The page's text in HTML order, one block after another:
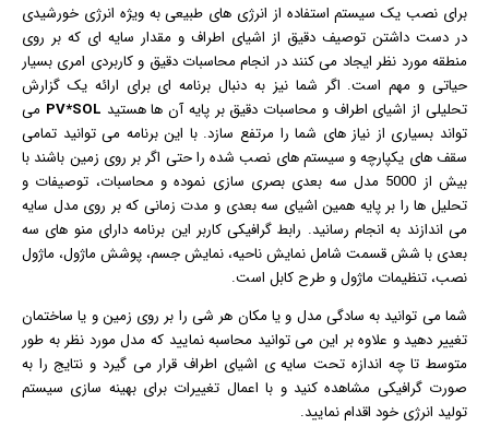
برای نصب یک سیستم استفاده از انرژی های طبیعی به ویژه انرژی خورشیدی
در دست داشتن توصیف دقیق از اشیای اطراف و مقدار سایه ای که بر روی
منطقه مورد نظر ایجاد می کنند در انجام محاسبات دقیق و کاربردی امری بسیار
حیاتی و مهم است. اگر شما نیز به دنبال برنامه ای برای ارائه یک گزارش
تحلیلی از اشیای اطراف و محاسبات دقیق بر پایه آن ها هستید PV*SOL می
تواند بسیاری از نیاز های شما را مرتفع سازد. با این برنامه می توانید تمامی
سقف های یکپارچه و سیستم های نصب شده را حتی اگر بر روی زمین باشند با
بیش از 5000 مدل سه بعدی بصری سازی نموده و محاسبات، توصیفات و
تحلیل ها را بر پایه همین اشیای سه بعدی و مدت زمانی که بر روی مدل سایه
می اندازند به انجام رسانید. رابط گرافیکی کاربر این برنامه دارای منو های سه
بعدی با شش قسمت شامل نمایش ناحیه، نمایش جسم، پوشش ماژول، ماژول
نصب، تنظیمات ماژول و طرح کابل است.
شما می توانید به سادگی مدل و یا مکان هر شی را بر روی زمین و یا ساختمان
تغییر دهید و علاوه بر این می توانید محاسبه نمایید که مدل مورد نظر به طور
متوسط تا چه اندازه تحت سایه ی اشیای اطراف قرار می گیرد و نتایج را به
صورتگرافیکی مشاهده کنید و با اعمال تغییرات برای بهینه سازی سیستم
تولید انرژی خود اقدام نمایید.